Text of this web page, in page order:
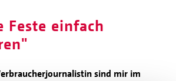
Feste einfach
sind mir im